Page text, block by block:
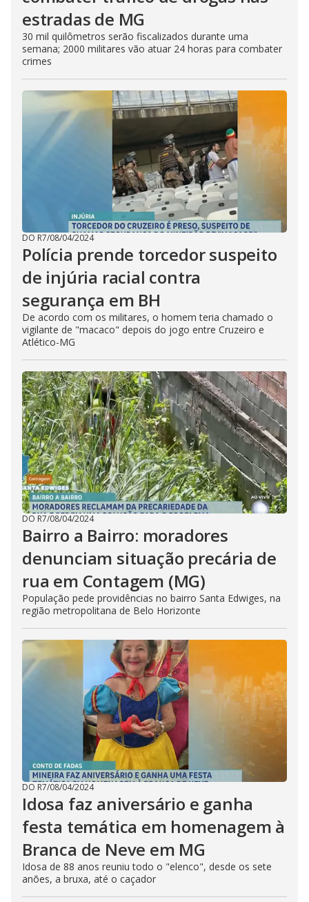
estradas de MG
30 mil quilômetros serão fiscalizados durante uma
semana; 2000 militares vão atuar 24 horas para combater
crimes
DO R7/08/04/2024
Polícia prende torcedor suspeito
de injúria racial contra
segurança em BH
De acordo com os militares, o homem teria chamado o
vigilante de "macaco" depois do jogo entre Cruzeiro e
Atlético-MG
DO R7/08/04/2024
Bairro a Bairro: moradores
denunciam situação precária de
rua em Contagem (MG)
População pede providências no bairro Santa Edwiges, na
região metropolitana de Belo Horizonte
DO R7/08/04/2024
Idosa faz aniversário e ganha
festa temática em homenagem à
Branca de Neve em MG
Idosa de 88 anos reuniu todo o "elenco", desde os sete
anões, a bruxa, até o caçador